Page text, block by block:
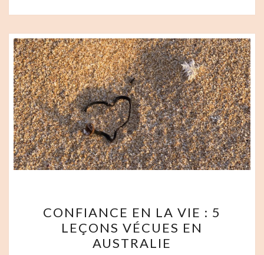
EN
LA
VIE
CONFIANCE EN LA VIE : 5
LEÇONS VÉCUES EN
AUSTRALIE